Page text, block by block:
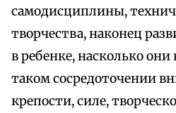
самодисциплины,
творчества, наконец
в ребенке, насколько
таком сосредоточении
крепости, силе,